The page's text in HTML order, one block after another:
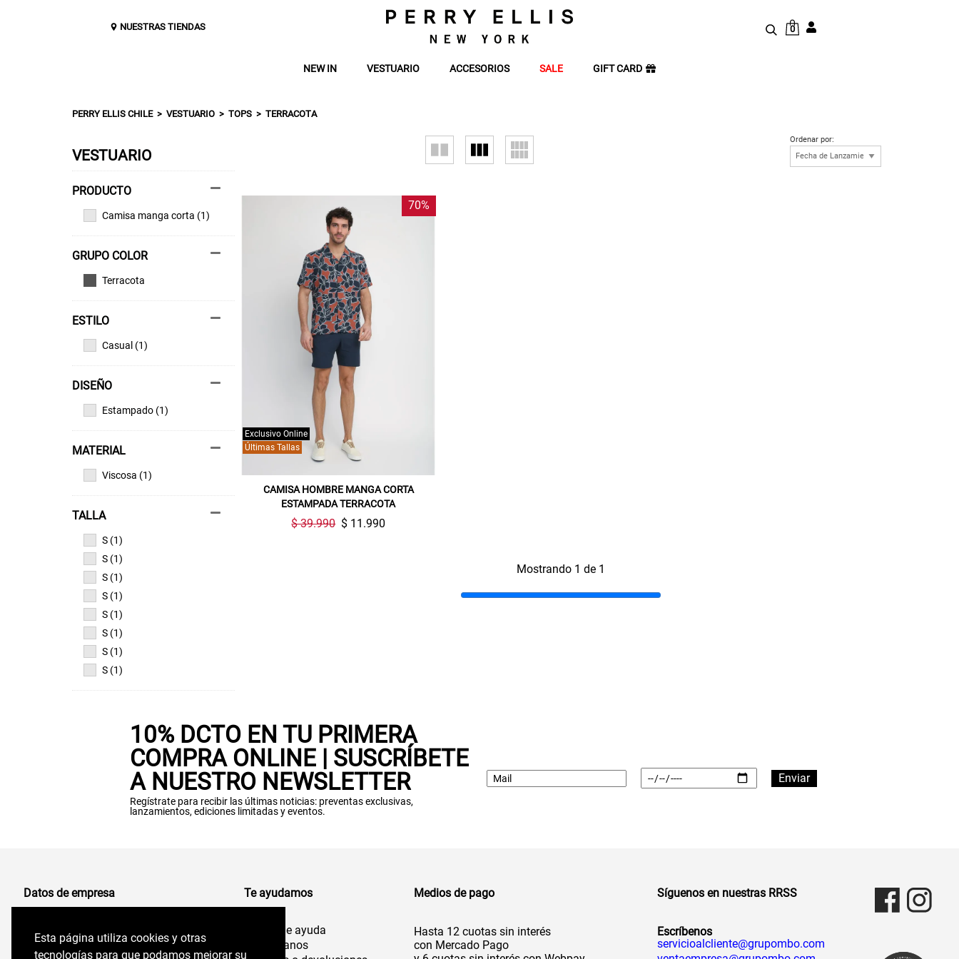
Esta página utiliza cookies y otras
tecnologías para que podamos mejorar su
Esta página utiliza cookies y otras
tecnologías para que podamos mejorar su
NUESTRAS TIENDAS 0
NEW IN VESTUARIO ACCESORIOS SALE GIFT CARD
PERRY ELLIS CHILE VESTUARIO TOPS TERRACOTA
VESTUARIO
Camisa manga corta (1)
GRUPO COLOR
Terracota
ESTILO
Casual (1)
DISEÑO
Estampado (1)
MATERIAL
Viscosa (1)
TALLA
S (1)
S (1)
S (1)
S (1)
S (1)
S (1)
S (1)
S (1)
Ordenar por:
70%
Últimas Tallas
Exclusivo Online
CAMISA HOMBRE MANGA CORTA
ESTAMPADA TERRACOTA
$ 39.990 $ 11.990
Mostrando 1 de 1
10% DCTO EN TU PRIMERA
COMPRA ONLINE | SUSCRÍBETE
A NUESTRO NEWSLETTER
Regístrate para recibir las últimas noticias: preventas exclusivas,
lanzamientos, ediciones limitadas y eventos.
Gracias por inscribirte!
Datos de empresa
Comercializadora de Vestuario S.A
96.554.710-K
Te ayudamos
Centro de ayuda
Contáctanos
Medios de pago
Hasta 12 cuotas sin interés
con Mercado Pago
Síguenos en nuestras RRSS
Escríbenos
servicioalcliente@grupombo.com